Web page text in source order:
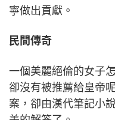
寧做出貢獻。
民間傳奇
一個美麗絕倫的女子
卻沒有被推薦給皇帝
案，卻由漢代筆記小